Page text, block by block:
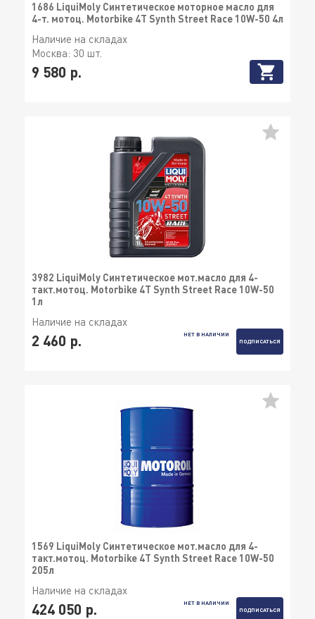
1686 LiquiMoly Синтетическое моторное масло для
4-т. мотоц. Motorbike 4T Synth Street Race 10W-50 4л
Наличие на складах
Москва: 30 шт.
9 580 р.
3982 LiquiMoly Синтетическое мот.масло для 4-
такт.мотоц. Motorbike 4T Synth Street Race 10W-50
1л
Наличие на складах
2 460 р.
НЕТ В НАЛИЧИИ
ПОДПИСАТЬСЯ
1569 LiquiMoly Синтетическое мот.масло для 4-
такт.мотоц. Motorbike 4T Synth Street Race 10W-50
205л
Наличие на складах
424 050 р.
НЕТ В НАЛИЧИИ
ПОДПИСАТЬСЯ